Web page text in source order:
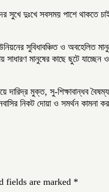
সুখে দুঃখে সবসময় পাশে থাকতে
সুবিধাবঞ্চিত ও অবহেলিত
সাধারণ মানুষের কাছে ছুটে
দারিদ্র মুক্ত, সু-শিক্ষাবান্ধব
নিকট দোয়া ও সমর্থন কামনা
fields are marked *